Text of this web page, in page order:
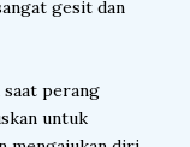
gesit dan
perang
untuk